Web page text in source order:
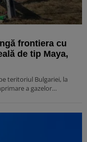
frontiera cu
de tip Maya,
teritoriul Bulgariei, la
a gazelor…